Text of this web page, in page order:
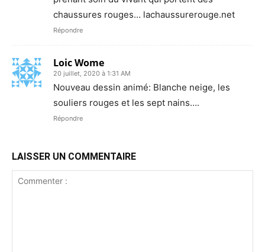
chaussures rouges… lachaussurerouge.net
Répondre
Loic Wome
20 juillet, 2020 à 1:31 AM
Nouveau dessin animé: Blanche neige, les
souliers rouges et les sept nains….
Répondre
LAISSER UN COMMENTAIRE